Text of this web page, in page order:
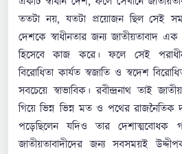
ততটা নয়, যতটা প্রয়োজন ছিল সেই
দেশকে স্বাধীনতার জন্য জাতীয়তাবাদ এক
হিসেবে কাজ করে। ফলে সেই
বিরোধিতা কার্যত স্বজাতি ও স্বদেশ
সবচেয়ে স্বাভাবিক। রবীন্দ্রনাথ তাই
গিয়ে ভিন্ন ভিন্ন মত ও পথের
পড়েছিলেন যদিও তার দেশাত্মবোধক
জাতীয়তাবাদীদের জন্য সবসময়ই